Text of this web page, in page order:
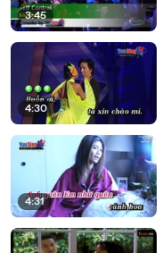
3:45
4:30
4:31